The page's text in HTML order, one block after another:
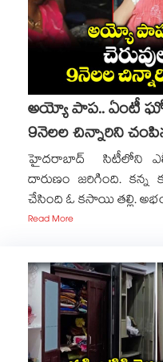
అయ్యో పాప.. ఏంటీ
9నెలల చిన్నారిని
హైదరాబాద్ సిటీలోని
దారుణం జరిగింది. కన్న
చేసింది ఓ కసాయి తల్లి.
Read More